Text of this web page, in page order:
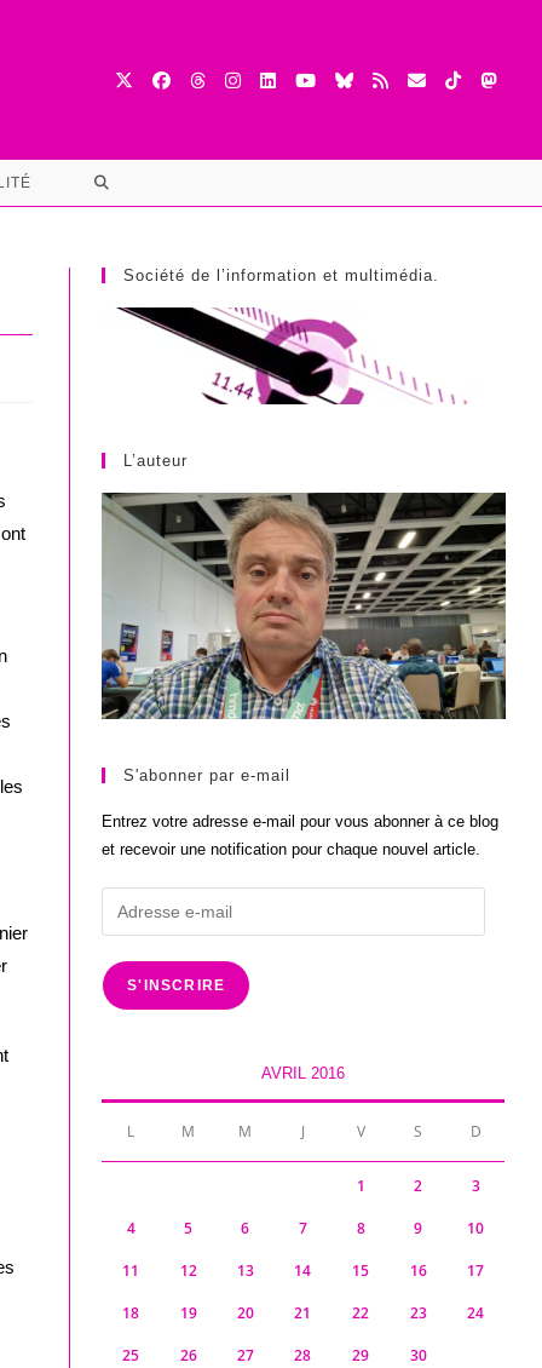
TOGGLE
SEARCH
Société de l’information et multimédia.
L’auteur
S'abonner par e-mail
Entrez votre adresse e-mail pour vous abonner à ce blog
et recevoir une notification pour chaque nouvel article.
Adresse
e-
mail
S'INSCRIRE
AVRIL 2016
L M M J V S D
1 2 3
4 5 6 7 8 9 10
11 12 13 14 15 16 17
18 19 20 21 22 23 24
25 26 27 28 29 30